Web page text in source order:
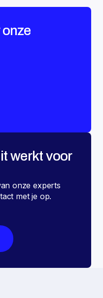
GBS en GACS, welke
softwaregedreven
essentieel wordt.
werkt voor
onze experts
met je op.